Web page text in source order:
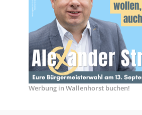
Werbung in Wallenhorst buchen!